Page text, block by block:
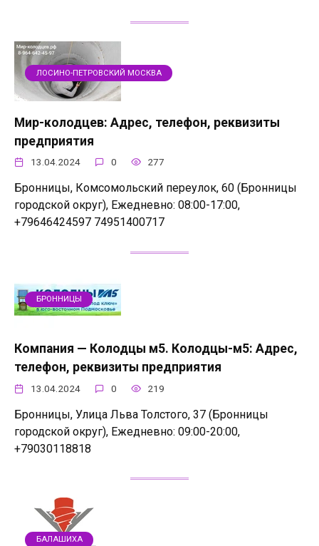
ЛОСИНО-ПЕТРОВСКИЙ МОСКВА
Мир-колодцев: Адрес, телефон, реквизиты
предприятия
13.04.2024 0 277
Бронницы, Комсомольский переулок, 60 (Бронницы
городской округ), Ежедневно: 08:00-17:00,
+79646424597 74951400717
БРОННИЦЫ
Компания — Колодцы м5. Колодцы-м5: Адрес,
телефон, реквизиты предприятия
13.04.2024 0 219
Бронницы, Улица Льва Толстого, 37 (Бронницы
городской округ), Ежедневно: 09:00-20:00,
+79030118818
БАЛАШИХА